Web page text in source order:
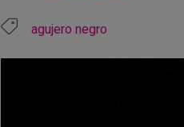
agujero negro